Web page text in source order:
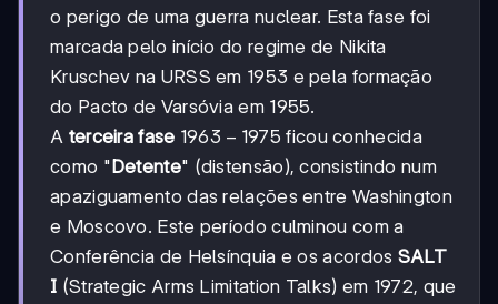
o perigo de uma guerra nuclear. Esta fase foi
marcada pelo início do regime de Nikita
Kruschev na URSS em 1953 e pela formação
do Pacto de Varsóvia em 1955.
A terceira fase 1963-
1975
1963 − 1975 ficou conhecida
como " Detente" (distensão), consistindo num
apaziguamento das relações entre Washington
e Moscovo. Este período culminou com a
Conferência de Helsínquia e os acordos SALT
I (Strategic Arms Limitation Talks) em 1972, que